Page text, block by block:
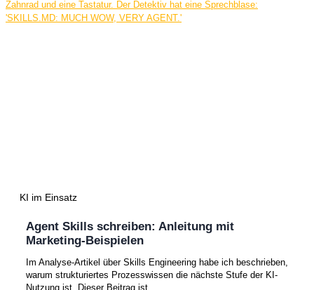
KI im Einsatz
Agent Skills schreiben: Anleitung mit
Marketing-Beispielen
Im Analyse-Artikel über Skills Engineering habe ich beschrieben,
warum strukturiertes Prozesswissen die nächste Stufe der KI-
Nutzung ist. Dieser Beitrag ist